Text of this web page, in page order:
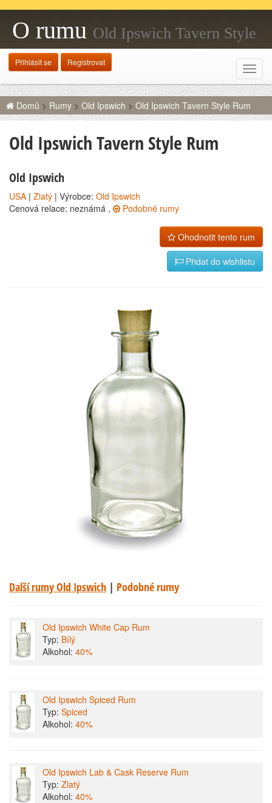
O rumu Old Ipswich Tavern Style
Rum
Přihlásit se Registrovat
Domů > Rumy > Old Ipswich > Old Ipswich Tavern Style Rum
Old Ipswich Tavern Style Rum
Old Ipswich
USA | Zlatý | Výrobce: Old Ipswich
Cenová relace: neznámá ,
Podobné rumy
Ohodnotit tento rum
Přidat do wishlistu
Další rumy Old Ipswich | Podobné rumy
Old Ipswich White Cap Rum
Typ: Bílý
Alkohol: 40%
Old Ipswich Spiced Rum
Typ: Spiced
Alkohol: 40%
Old Ipswich Lab & Cask Reserve Rum
Typ: Zlatý
Alkohol: 40%